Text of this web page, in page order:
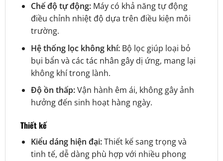
Chế độ tự động:Máy có khả năng tự động
điều chỉnh nhiệt độ dựa trên điều kiện môi
trường.
Hệ thống lọc không khí:Bộ lọc giúp loại bỏ
bụi bẩn và các tác nhân gây dị ứng, mang lại
không khí trong lành.
Độ ồn thấp:Vận hành êm ái, không gây ảnh
hưởng đến sinh hoạt hàng ngày.
Thiết kế
Kiểu dáng hiện đại:Thiết kế sang trọng và
tinh tế, dễ dàng phù hợp với nhiều phong